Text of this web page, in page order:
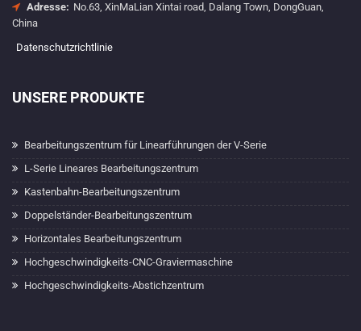
Adresse: No.63, XinMaLian Xintai road, Dalang Town, DongGuan,
China
Datenschutzrichtlinie
UNSERE PRODUKTE
Bearbeitungszentrum für Linearführungen der V-Serie
L-Serie Lineares Bearbeitungszentrum
Kastenbahn-Bearbeitungszentrum
Doppelständer-Bearbeitungszentrum
Horizontales Bearbeitungszentrum
Hochgeschwindigkeits-CNC-Graviermaschine
Hochgeschwindigkeits-Abstichzentrum